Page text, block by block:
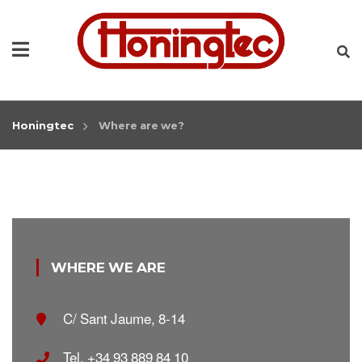
Honingtec Where are we?
WHERE WE ARE
C/ Sant Jaume, 8-14
Tel. +34 93 889 84 10